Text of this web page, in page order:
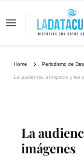
Home Periodismo de
La audiencia, el impacto y las
La
imágenes